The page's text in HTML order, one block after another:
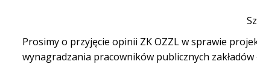
Prosimy o przyjęcie opinii ZK OZZL w sprawie
wynagradzania pracowników publicznych